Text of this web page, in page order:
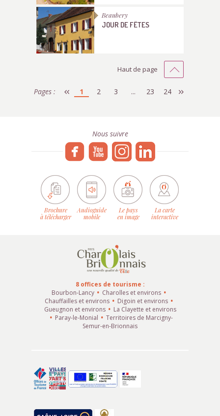
Beaubery
JOUR DE FÊTES
Haut de page
Pages : 1 2 3 ... 23 24
Nous suivre
Brochure
à télécharger
Audioguide
mobile
Le pays
en image
La carte
interactive
8 offices de tourisme :
Bourbon-Lancy
Charolles et environs
Chauffailles et environs
Digoin et environs
Gueugnon et environs
La Clayette et environs
Paray-le-Monial
Territoires de Marcigny-
Semur-en-Brionnais